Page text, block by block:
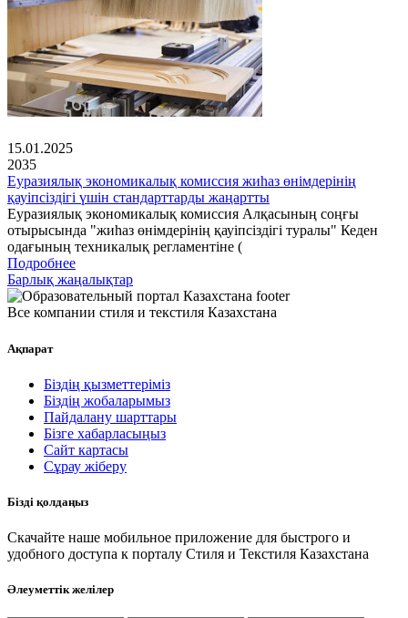
15.01.2025
2035
Еуразиялық экономикалық комиссия жиһаз өнімдерінің
қауіпсіздігі үшін стандарттарды жаңартты
Еуразиялық экономикалық комиссия Алқасының соңғы
отырысында "жиһаз өнімдерінің қауіпсіздігі туралы" Кеден
одағының техникалық регламентіне (
Подробнее
Барлық жаңалықтар
Все компании стиля и текстиля Казахстана
Ақпарат
Біздің қызметтеріміз
Біздің жобаларымыз
Пайдалану шарттары
Бізге хабарласыңыз
Сайт картасы
Сұрау жіберу
Бізді қолдаңыз
Скачайте наше мобильное приложение для быстрого и
удобного доступа к порталу Стиля и Текстиля Казахстана
Әлеуметтік желілер